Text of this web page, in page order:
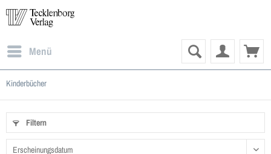
Menü
Kinderbücher
Filtern